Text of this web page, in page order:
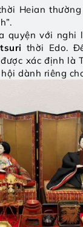
Heian
quyện với nghi
thời Edo.
xác định là
dành riêng